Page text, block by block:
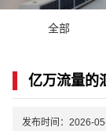
全部
亿万流量
发布时间：2026-